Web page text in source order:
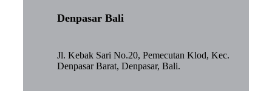
Denpasar Bali
Jl. Kebak Sari No.20, Pemecutan Klod, Kec.
Denpasar Barat, Denpasar, Bali.